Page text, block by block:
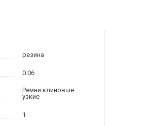
резина
0.06
Ремни клиновые
узкие
1